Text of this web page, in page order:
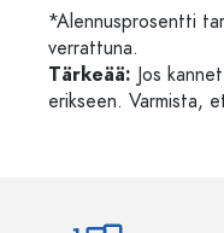
*Alennusprosentti
verrattuna.
Tärkeää: Jos
erikseen. Varmista,